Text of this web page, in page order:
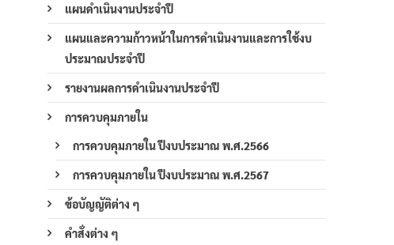
แผนดำเนินงานประจำปี
แผนและความก้าวหน้าในการดำเนินงานและการใช้งบ
ประมาณประจำปี
รายงานผลการดำเนินงานประจำปี
การควบคุมภายใน
การควบคุมภายใน ปีงบประมาณ พ.ศ.2566
การควบคุมภายใน ปีงบประมาณ พ.ศ.2567
ข้อบัญญัติต่าง ๆ
คำสั่งต่าง ๆ